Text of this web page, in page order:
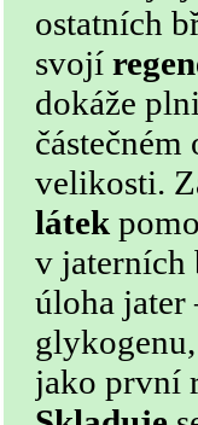
ostatních
svojí
dokáže
částečném
velikosti.
látek
v jaterních
úloha jater
jako první